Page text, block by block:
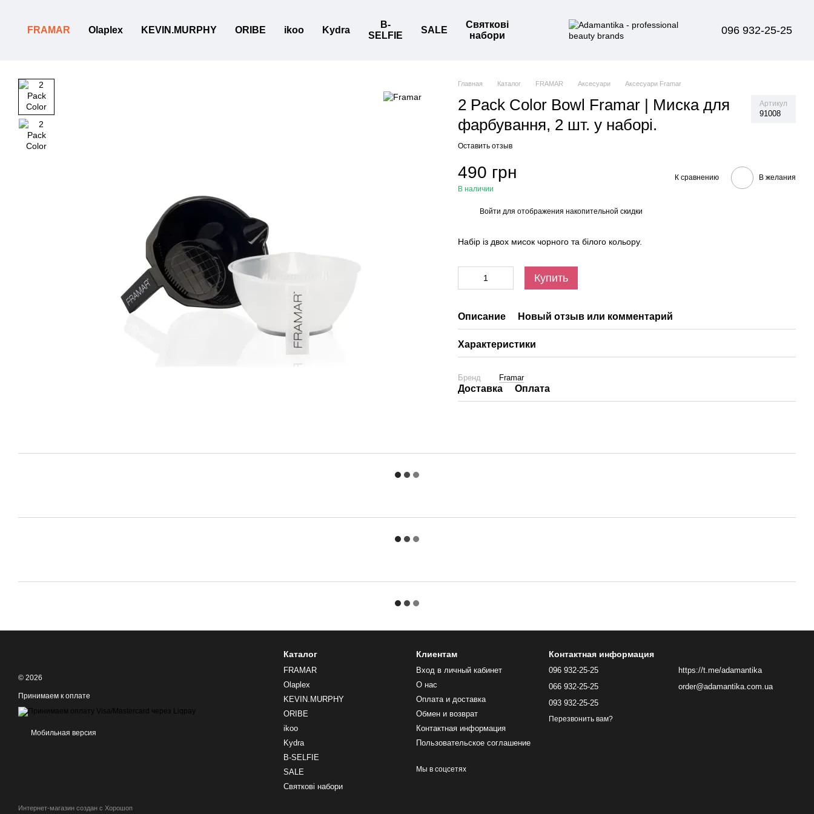
FRAMAR Olaplex KEVIN.MURPHY ORIBE ikoo Kydra
B-
SELFIE
SALE
Святкові
набори
096 932-25-25
Главная Каталог FRAMAR Аксесуари Аксесуари Framar
2 Pack Color Bowl Framar | Миска для
фарбування, 2 шт. у наборі.
Артикул
91008
Оставить отзыв
490 грн
В наличии
К сравнению В желания
Войти для отображения накопительной скидки
Набір із двох мисок чорного та білого кольору.
Купить
Описание Новый отзыв или комментарий
Характеристики
Бренд Framar
Доставка Оплата
© 2026
Принимаем к оплате
Мобильная версия
Интернет-магазин создан с Хорошоп
Каталог
FRAMAR
Olaplex
KEVIN.MURPHY
ORIBE
ikoo
Kydra
B-SELFIE
SALE
Святкові набори
Клиентам
Вход в личный кабинет
О нас
Оплата и доставка
Обмен и возврат
Контактная информация
Пользовательское соглашение
Мы в соцсетях
Контактная информация
096 932-25-25
066 932-25-25
093 932-25-25
Перезвонить вам?
https://t.me/adamantika
order@adamantika.com.ua